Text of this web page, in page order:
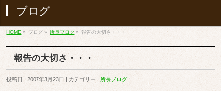
ブログ
HOME » ブログ » 所長ブログ » 報告の大切さ・・・
報告の大切さ・・・
投稿日 : 2007年3月23日 カテゴリー : 所長ブログ